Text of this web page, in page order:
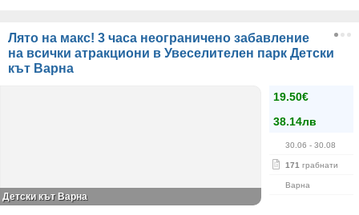
Лято на макс! 3 часа неограничено забавление
на всички атракциони в Увеселителен парк Детски
кът Варна
19.50€
38.14лв
30.06 - 30.08
171 грабнати
Варна
Детски кът Варна